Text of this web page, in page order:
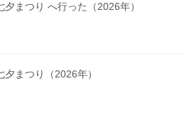
夕まつり へ行った（2026年）
まつり（2026年）